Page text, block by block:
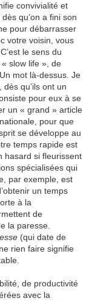
convivialité et
qu’on a fini son
pour débarrasser
votre voisin, vous
le sens du
slow life », de
mot là-dessus. Je
qu’ils ont un
pour eux à se
un « grand » article
pour que
se développe au
temps rapide est
hasard si fleurissent
spécialisées qui
par exemple, est
un temps
à la
de
la paresse.
(qui date de
rien faire signifie
de productivité
avec la